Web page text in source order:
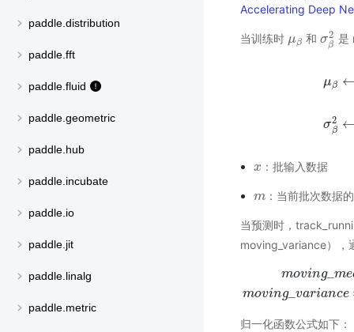
paddle.distribution
paddle.fft
paddle.fluid
paddle.geometric
paddle.hub
paddle.incubate
paddle.io
paddle.jit
paddle.linalg
paddle.metric
Accelerating Deep
当训练时 μβ
μβ 和σ2
β
σβ 2是
μβ
σ2
β
x
x ：批输入数据
m
m：当前批次数据
当预测时，
moving_variance），
moving_me
moving_ variance
g =m
归一化函数公式如下：